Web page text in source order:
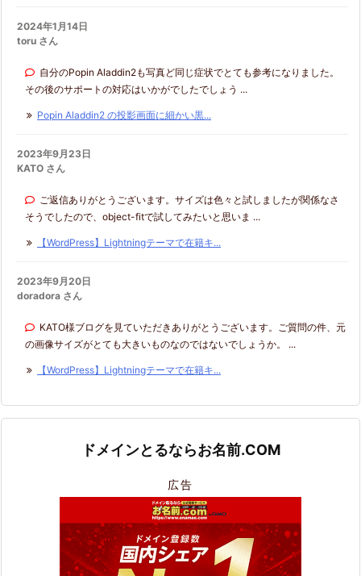
2024年1月14日
toru さん
自分のPopin Aladdin2も写真ど同じ症状でとても参考になりました。
その後のサポートの対応はいかがでしたでしょう ...
Popin Aladdin2 の投影画面に細かい黒...
2023年9月23日
KATO さん
ご返信ありがとうございます。サイズは色々と試しましたが関係なさ
そうでしたので、object-fitで試してみたいと思いま ...
【WordPress】Lightningテーマで在籍キ...
2023年9月20日
doradora さん
KATO様ブログを見ていただきありがとうございます。ご質問の件、元
の画像サイズがとても大きいものなのではないでしょうか。 ...
【WordPress】Lightningテーマで在籍キ...
ドメインとるならお名前.COM
広告